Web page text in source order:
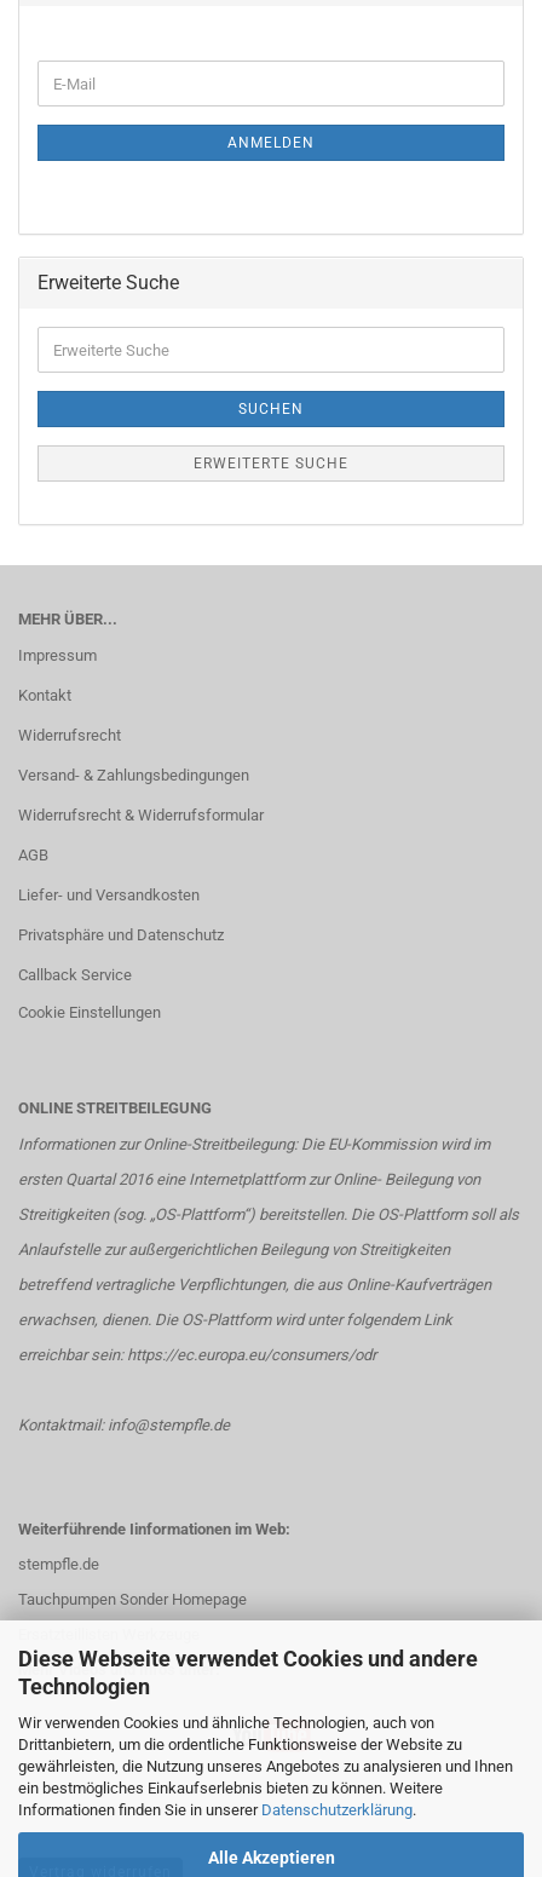
Diese Webseite verwendet Cookies und andere
Technologien
Wir verwenden Cookies und ähnliche Technologien, auch von
Drittanbietern, um die ordentliche Funktionsweise der Website zu
gewährleisten, die Nutzung unseres Angebotes zu analysieren und Ihnen
ein bestmögliches Einkaufserlebnis bieten zu können. Weitere
Informationen finden Sie in unserer Datenschutzerklärung.
Alle Akzeptieren
ZUR
E-
Mail
ANMELDEN
Erweiterte Suche
Suche
SUCHEN
ERWEITERTE SUCHE
MEHR ÜBER...
Impressum
Kontakt
Widerrufsrecht
Versand- & Zahlungsbedingungen
Widerrufsrecht & Widerrufsformular
AGB
Liefer- und Versandkosten
Privatsphäre und Datenschutz
Callback Service
Cookie Einstellungen
ONLINE STREITBEILEGUNG
Informationen zur Online-Streitbeilegung: Die EU-Kommission wird im
ersten Quartal 2016 eine Internetplattform zur Online- Beilegung von
Streitigkeiten (sog. „OS-Plattform“) bereitstellen. Die OS-Plattform soll als
Anlaufstelle zur außergerichtlichen Beilegung von Streitigkeiten
betreffend vertragliche Verpflichtungen, die aus Online-Kaufverträgen
erwachsen, dienen. Die OS-Plattform wird unter folgendem Link
erreichbar sein: https://ec.europa.eu/consumers/odr
Kontaktmail: info@stempfle.de
Weiterführende Iinformationen im Web:
stempfle.de
Tauchpumpen Sonder Homepage
Mehr Videos und Infos unter: